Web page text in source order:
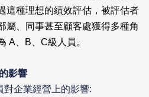
這種理想的績效評估，被評估者
屬、同事甚至顧客處獲得多種角
A、B、C級人員。
影響
企業經營上的影響: